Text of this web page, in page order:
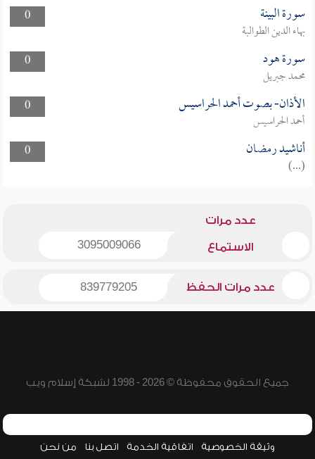
0
سورة البينة
بهاء الدين الطوالبة
0
سورة هود
محمد جبريل
0
الأذان- بصوت أحمد الحراسيس
أحمد الحراسيس
0
أناشيد رمضان
(...)
عدد مرات
الاستماع 3095009066
عدد مرات الحفظ 839779205
جميع الحقوق محفوظة © 2026 - 1998 لشبكة إسلام ويب
وثيقة الخصوصية اتفاقية الخدمة اتصل بنا من نحن